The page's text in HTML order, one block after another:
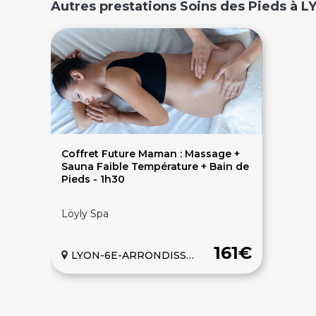
Autres prestations Soins des Pieds à
Coffret Future Maman : Massage +
Sauna Faible Température + Bain de
Pieds - 1h30
Löyly Spa
161€
LYON-6E-ARRONDISSEMENT